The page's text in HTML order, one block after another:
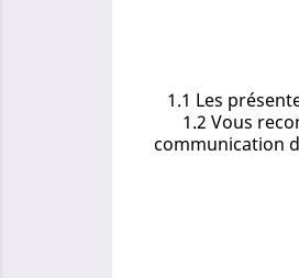
1.1 Les
1.2 Vous
communication